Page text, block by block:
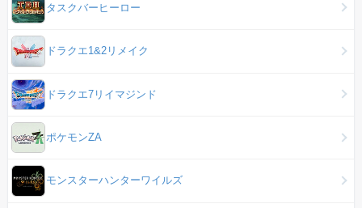
タスクバーヒーロー
ドラクエ1&2リメイク
ドラクエ7リイマジンド
ポケモンZA
モンスターハンターワイルズ